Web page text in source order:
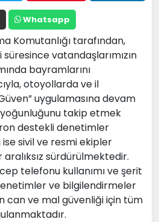
Whatsapp
Komutanlığı tarafından,
vatandaşlarımızın
bayramlarını
otoyollarda ve il
uygulamasına devam
takip etmek
destekli denetimler
sivil ve resmi ekipler
sürdürülmektedir.
telefonu kullanımı ve şerit
ve bilgilendirmeler
can ve mal güvenliği için tüm